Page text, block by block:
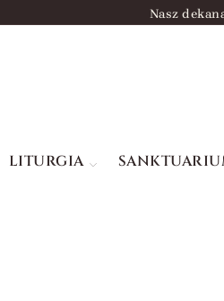
Nasz
LITURGIA